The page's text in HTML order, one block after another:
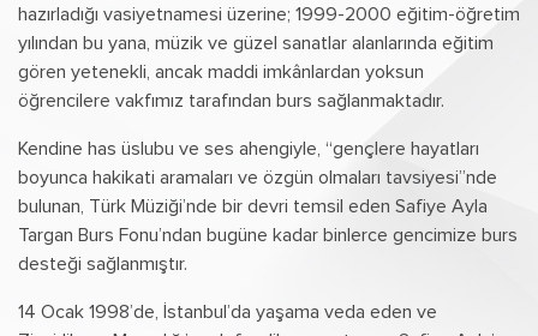
hazırladığı vasiyetnamesi üzerine; 1999-2000 eğitim-öğretim
yılından bu yana, müzik ve güzel sanatlar alanlarında eğitim
gören yetenekli, ancak maddi imkânlardan yoksun
öğrencilere vakfımız tarafından burs sağlanmaktadır.
Kendine has üslubu ve ses ahengiyle, “gençlere hayatları
boyunca hakikati aramaları ve özgün olmaları tavsiyesi”nde
bulunan, Türk Müziği’nde bir devri temsil eden Safiye Ayla
Targan Burs Fonu’ndan bugüne kadar binlerce gencimize burs
desteği sağlanmıştır.
14 Ocak 1998’de, İstanbul’da yaşama veda eden ve